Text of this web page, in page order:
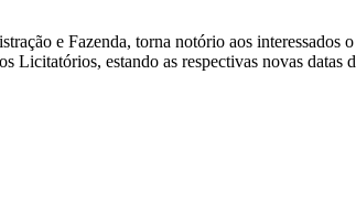
e Fazenda, torna notório aos
Licitatórios, estando as respectivas novas